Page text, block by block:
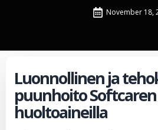
November 18,
Luonnollinen ja
puunhoito Softcaren
huoltoaineilla